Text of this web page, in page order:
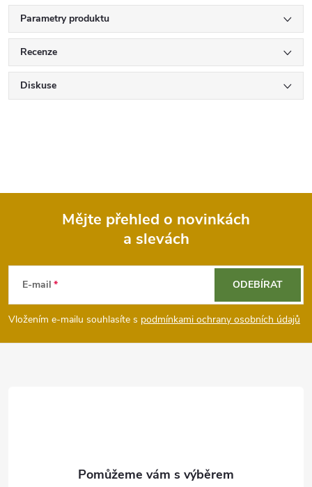
Parametry produktu
Recenze
Diskuse
p
a
Mějte přehled o novinkách
a slevách
E-mail
Vložením e-mailu souhlasíte s podmínkami ochrany osobních údajů
ODEBÍRAT